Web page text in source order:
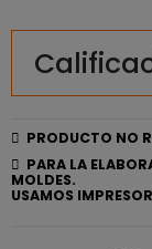
PRODUCTO NO
PARA LA
MOLDES.
USAMOS